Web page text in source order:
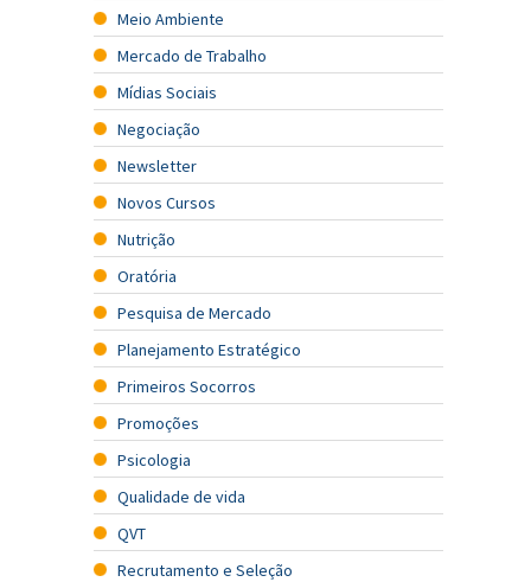
Meio Ambiente
Mercado de Trabalho
Mídias Sociais
Negociação
Newsletter
Novos Cursos
Nutrição
Oratória
Pesquisa de Mercado
Planejamento Estratégico
Primeiros Socorros
Promoções
Psicologia
Qualidade de vida
QVT
Recrutamento e Seleção